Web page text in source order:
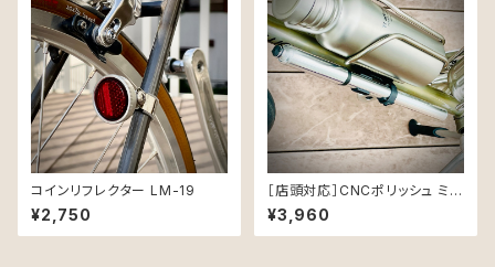
コインリフレクター LM-19
¥2,750
［店頭対応］CNCポリッシュ ミニ
ポンプ for MINIVELO
¥3,960